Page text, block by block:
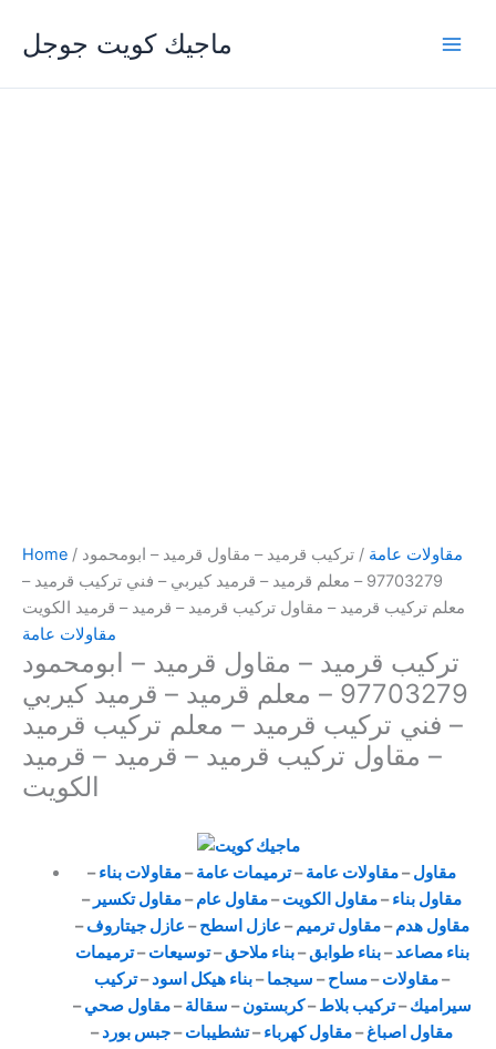
ماجيك كويت جوجل
Home / مقاولات عامة / تركيب قرميد – مقاول قرميد – ابومحمود
97703279 – معلم قرميد – قرميد كيربي – فني تركيب قرميد –
معلم تركيب قرميد – مقاول تركيب قرميد – قرميد – قرميد الكويت
مقاولات عامة
تركيب قرميد – مقاول قرميد – ابومحمود
97703279 – معلم قرميد – قرميد كيربي
– فني تركيب قرميد – معلم تركيب قرميد
– مقاول تركيب قرميد – قرميد – قرميد
الكويت
مقاول–مقاولات عامة–ترميمات عامة–مقاولات بناء–
مقاول بناء–مقاول الكويت–مقاول عام–مقاول تكسير –
مقاول هدم–مقاول ترميم– عازل اسطح– عازل جيتاروف–
بناء مصاعد–بناء طوابق–بناء ملاحق–توسيعات–ترميمات
–مقاولات–مساح– سيجما–بناء هيكل اسود–تركيب
سيراميك–تركيب بلاط–كربستون– سقالة–مقاول صحي–
مقاول اصباغ–مقاول كهرباء–تشطيبات–جبس بورد–